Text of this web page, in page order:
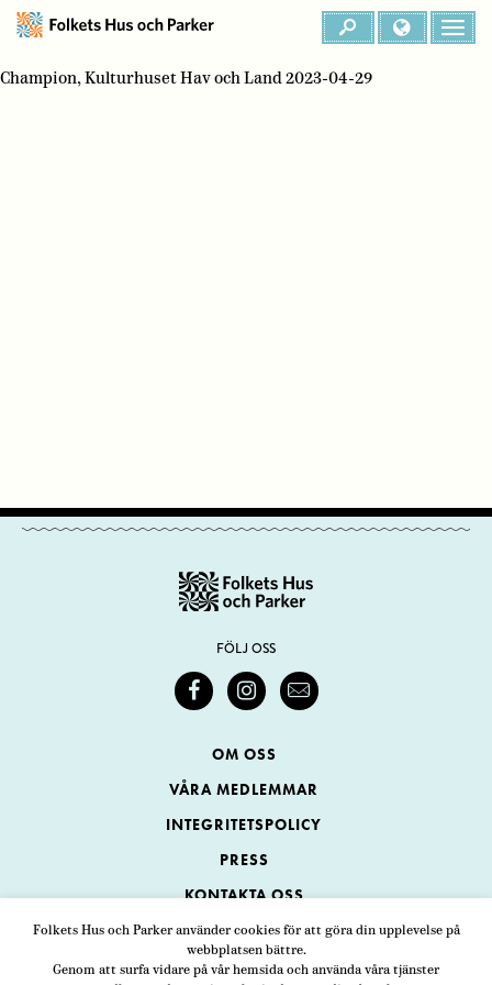
Folkets Hus och Parker använder cookies för att göra din upplevelse på
webbplatsen bättre.
Genom att surfa vidare på vår hemsida och använda våra tjänster
Champion, Kulturhuset Hav och Land 2023-04-29
FÖLJ OSS
OM OSS
VÅRA MEDLEMMAR
INTEGRITETSPOLICY
PRESS
KONTAKTA OSS
Folkets Hus och Parker